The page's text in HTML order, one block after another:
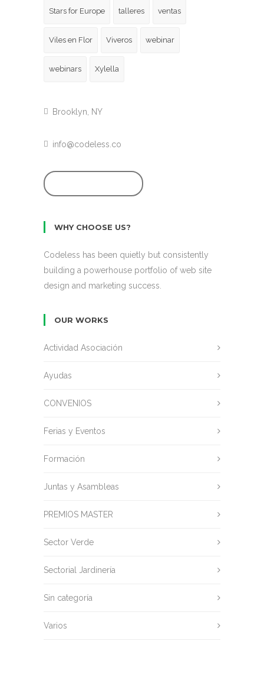
Stars for Europe talleres ventas
Viles en Flor Viveros webinar
webinars Xylella
Brooklyn, NY
info@codeless.co
WHY CHOOSE US?
Codeless has been quietly but consistently
building a powerhouse portfolio of web site
design and marketing success.
OUR WORKS
Actividad Asociación
Ayudas
CONVENIOS
Ferias y Eventos
Formación
Juntas y Asambleas
PREMIOS MASTER
Sector Verde
Sectorial Jardinería
Sin categoría
Varios